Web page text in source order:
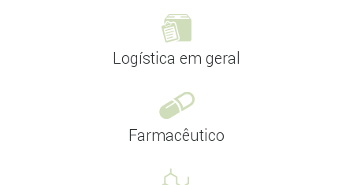
Logística em geral
Farmacêutico